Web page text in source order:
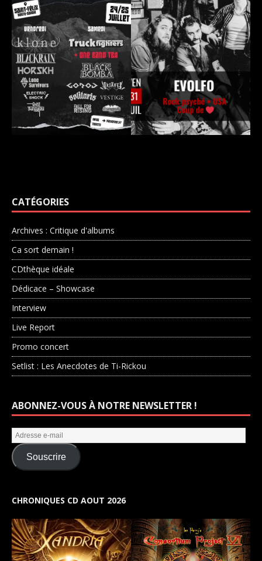
CATÉGORIES
Archives : Critique d'albums
Ca sort demain !
CDthèque idéale
Dédicace – Showcase
Interview
Live Report
Promo concert
Setlist : Les Anecdotes de Ti-Rickou
ABONNEZ-VOUS À NOTRE NEWSLETTER !
Souscrire
CHRONIQUES CD AOUT 2026